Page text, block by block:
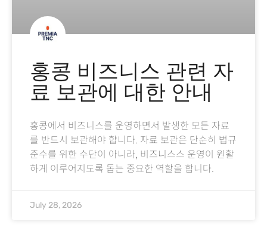
홍콩 비즈니스 관련 자
료 보관에 대한 안내
홍콩에서 비즈니스를 운영하면서 발생한 모든 자료
를 반드시 보관해야 합니다. 자료 보관은 단순히 법규
준수를 위한 수단이 아니라, 비즈니스스 운영이 원활
하게 이루어지도록 돕는 중요한 역할을 합니다.
July 28, 2026